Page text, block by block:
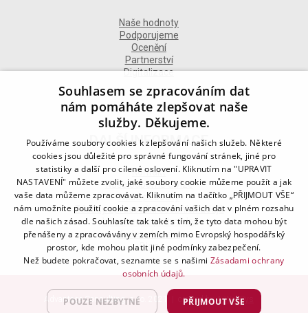
Naše hodnoty
Podporujeme
Ocenění
Partnerství
Digitalizace
DALŠÍ INFORMACE
Kontakt
Naše odborné divize
Naše pobočky
Zásady zpracování osobních údajů
Všeobecné podmínky
Kodex chování
Blog
Advantage Consulting, s.r.o. 2021 | created byA-WebSys
Souhlasem se zpracováním dat
nám pomáháte zlepšovat naše
služby. Děkujeme.
Používáme soubory cookies k zlepšování našich služeb. Některé
cookies jsou důležité pro správné fungování stránek, jiné pro
statistiky a další pro cílené oslovení. Kliknutím na "UPRAVIT
NASTAVENÍ" můžete zvolit, jaké soubory cookie můžeme použít a jak
vaše data můžeme zpracovávat. Kliknutím na tlačítko „PŘIJMOUT VŠE“
nám umožníte použití cookie a zpracování vašich dat v plném rozsahu
dle našich zásad. Souhlasíte tak také s tím, že tyto data mohou být
přenášeny a zpracovávány v zemích mimo Evropský hospodářský
prostor, kde mohou platit jiné podmínky zabezpečení.
Než budete pokračovat, seznamte se s našimi Zásadami ochrany
osobních údajů.
PŘIJMOUT VŠE
POUZE NEZBYTNÉ